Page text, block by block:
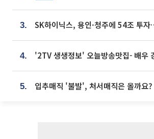
3.
4.
5. 입추매직 '불발', 처서매직은 올까요